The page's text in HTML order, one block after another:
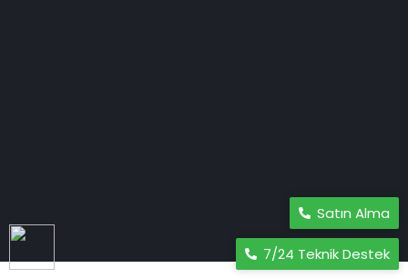
7/24 Teknik Destek
Satın Alma